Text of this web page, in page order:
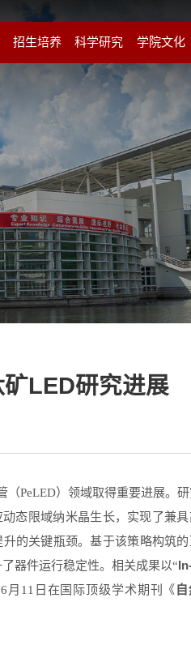
招生培养 科学研究 学院文化
LED研究进展
（PeLED）领域取得重要进展。研
动态限域纳米晶生长，实现了兼
的关键瓶颈。基于该策略构筑
器件运行稳定性。相关成果以“
月11日在国际顶级学术期刊《